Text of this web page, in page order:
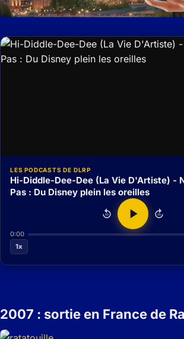
LES PODCASTS DE DLRP
Hi-Diddle-Dee-Dee (La Vie D'Artiste) -
Pas : Du Disney plein les oreilles
15 15
0:00
1x
2007 : sortie en France de